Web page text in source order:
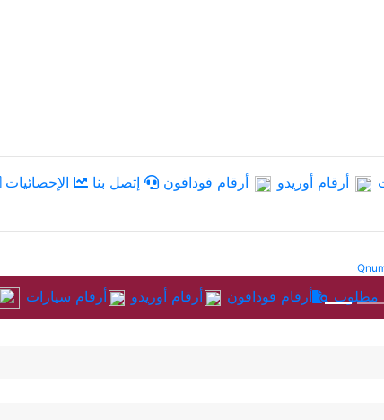
أرقام أوريدو أرقام فودافون إتصل بنا الإحصائيات
أرقام سيارات أرقام أوريدو أرقام فودافون مطلوب